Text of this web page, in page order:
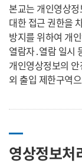
본교는 개인영상
대한 접근 권한을
방지를 위하여 개
열람자․열람 일시
개인영상정보의
외 출입 제한구역
영상정보처